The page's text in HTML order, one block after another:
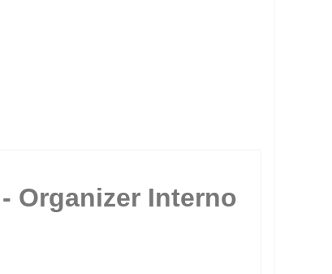
Organizer Interno